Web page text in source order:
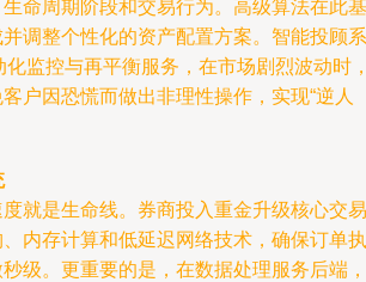
命周期阶段和交易行为。高级算法在此基
调整个性化的资产配置方案。智能投顾系
监控与再平衡服务，在市场剧烈波动时
户因恐慌而做出非理性操作，实现“逆人
就是生命线。券商投入重金升级核心交易
内存计算和低延迟网络技术，确保订单执
级。更重要的是，在数据处理服务后端，